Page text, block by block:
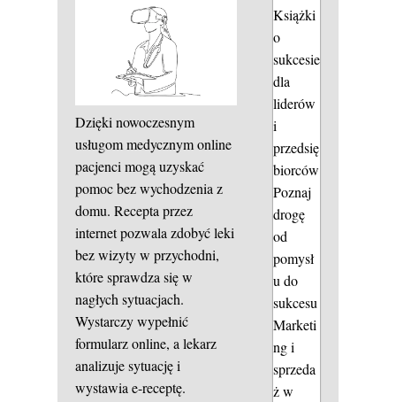
Dzięki nowoczesnym
usługom medycznym online
pacjenci mogą uzyskać
pomoc bez wychodzenia z
domu. Recepta przez
internet pozwala zdobyć leki
bez wizyty w przychodni,
które sprawdza się w
nagłych sytuacjach.
Wystarczy wypełnić
formularz online, a lekarz
analizuje sytuację i
wystawia e-receptę.
Książki
o
sukcesie
dla
liderów
i
przedsię
biorców
Poznaj
drogę
od
pomysł
u do
sukcesu
Marketi
ng i
sprzeda
ż w